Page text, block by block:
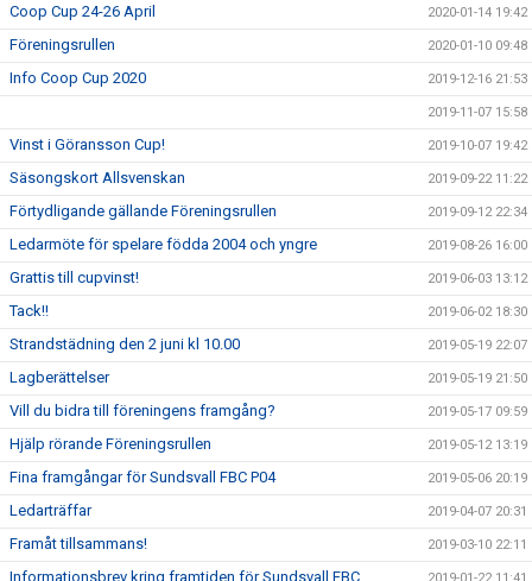
Coop Cup 24-26 April 2020-01-14 19:42
Föreningsrullen 2020-01-10 09:48
Info Coop Cup 2020 2019-12-16 21:53
2019-11-07 15:58
Vinst i Göransson Cup! 2019-10-07 19:42
Säsongskort Allsvenskan 2019-09-22 11:22
Förtydligande gällande Föreningsrullen 2019-09-12 22:34
Ledarmöte för spelare födda 2004 och yngre 2019-08-26 16:00
Grattis till cupvinst! 2019-06-03 13:12
Tack!! 2019-06-02 18:30
Strandstädning den 2 juni kl 10.00 2019-05-19 22:07
Lagberättelser 2019-05-19 21:50
Vill du bidra till föreningens framgång? 2019-05-17 09:59
Hjälp rörande Föreningsrullen 2019-05-12 13:19
Fina framgångar för Sundsvall FBC P04 2019-05-06 20:19
Ledarträffar 2019-04-07 20:31
Framåt tillsammans! 2019-03-10 22:11
Informationsbrev kring framtiden för Sundsvall FBC